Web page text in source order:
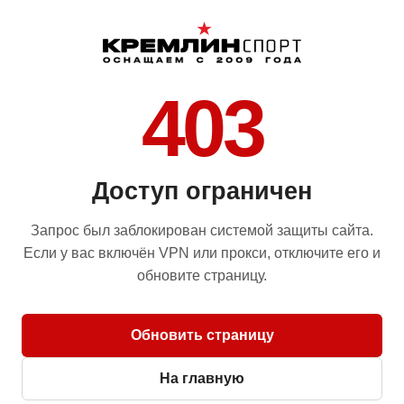
403
Доступ ограничен
Запрос был заблокирован системой защиты сайта.
Если у вас включён VPN или прокси, отключите его и
обновите страницу.
Обновить страницу
На главную